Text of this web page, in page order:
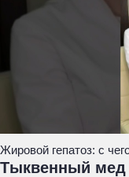
Жировой гепатоз: с
Тыквенный мед